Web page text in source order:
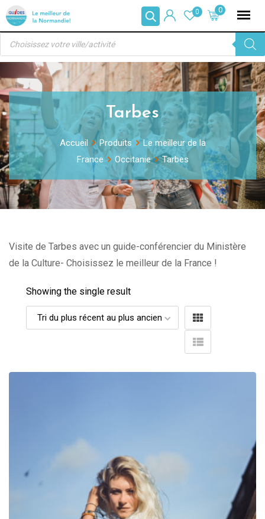
Skip
to
content
0
0
Recherche
produits
Tarbes
Accueil Produits
Le meilleur de la
France
Occitanie Tarbes
Visite de Tarbes avec un guide-conférencier du Ministère
de la Culture- Choisissez le meilleur de la France !
Showing the single result